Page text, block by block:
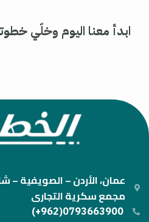
ابدأ معنا اليوم وخلّي
عمان، الأردن – الصويفية –
مجمع سكرية التجارى
0793663900(962+)